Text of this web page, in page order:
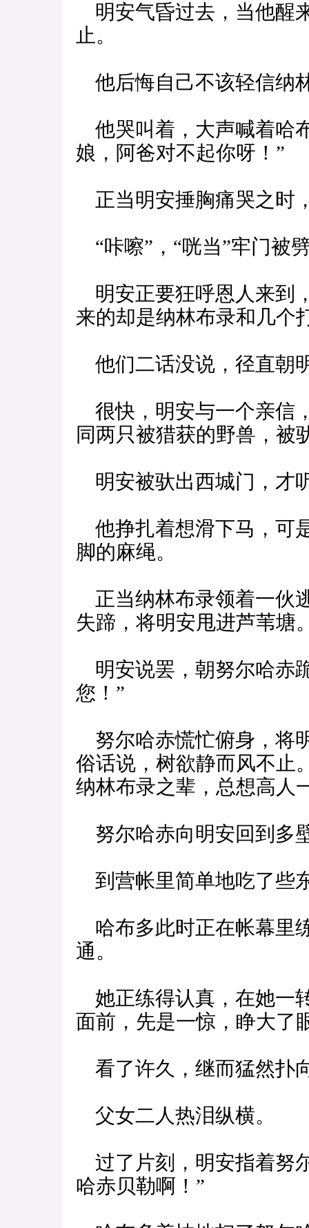
明安气昏过去，当他醒
止。
他后悔自己不该轻信纳
他哭叫着，大声喊着哈
娘，阿爸对不起你呀！”
正当明安捶胸痛哭之时
“咔嚓”，“咣当”牢门被
明安正要狂呼恩人来到
来的却是纳林布录和几个
他们二话没说，径直朝
很快，明安与一个亲信
同两只被猎获的野兽，被
明安被驮出西城门，才
他挣扎着想滑下马，可
脚的麻绳。
正当纳林布录领着一伙
失蹄，将明安甩进芦苇塘
明安说罢，朝努尔哈赤
您！”
努尔哈赤慌忙俯身，将
俗话说，树欲静而风不止
纳林布录之辈，总想高人
努尔哈赤向明安回到多
到营帐里简单地吃了些
哈布多此时正在帐幕里
通。
她正练得认真，在她一
面前，先是一惊，睁大了
看了许久，继而猛然扑
父女二人热泪纵横。
过了片刻，明安指着努
哈赤贝勒啊！”